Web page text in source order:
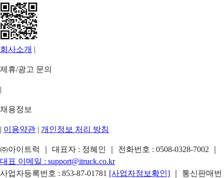
회사소개 |
제휴/광고 문의
|
채용정보
| 이용약관 | 개인정보 처리 방침
㈜아이트럭 ｜ 대표자 : 정혜인 ｜ 전화번호 : 0508-0328-7002
대표 이메일 : support@itruck.co.kr
사업자등록번호 : 853-87-01781 [사업자정보확인]
｜ 통신판매번